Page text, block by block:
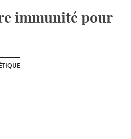
immunité pour